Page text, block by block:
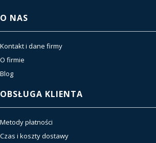
Linki w stopce
O NAS
Kontakt i dane firmy
O firmie
Blog
OBSŁUGA KLIENTA
Metody płatności
Czas i koszty dostawy